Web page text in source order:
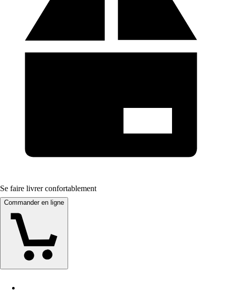
Se faire livrer confortablement
Commander en ligne